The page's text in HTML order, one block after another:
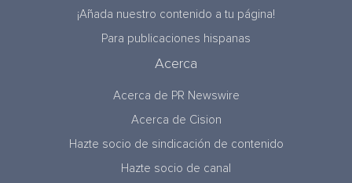
¡Añada nuestro contenido a tu página!
Para publicaciones hispanas
Acerca
Acerca de PR Newswire
Acerca de Cision
Hazte socio de sindicación de contenido
Hazte socio de canal